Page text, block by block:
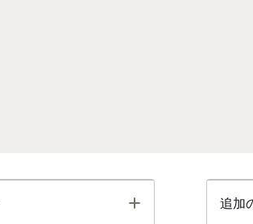
Toggle 追加